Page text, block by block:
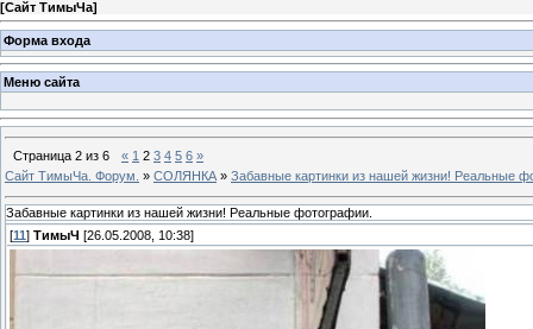
[Сайт ТимыЧа]
Форма входа
Меню сайта
Страница 2 из 6 « 1 2 3 4 5 6 »
Сайт ТимыЧа. Форум. » СОЛЯНКА » Забавные картинки из нашей жизни! Реальные
Забавные картинки из нашей жизни! Реальные фотографии.
[11 ] ТимыЧ [26.05.2008, 10:38]